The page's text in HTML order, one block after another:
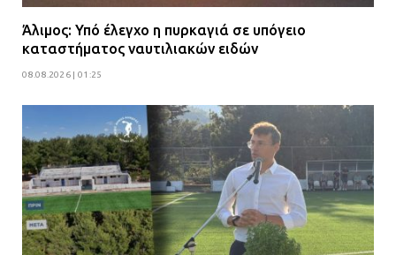
Άλιμος: Υπό έλεγχο η πυρκαγιά σε υπόγειο
καταστήματος ναυτιλιακών ειδών
08.08.2026 | 01:25